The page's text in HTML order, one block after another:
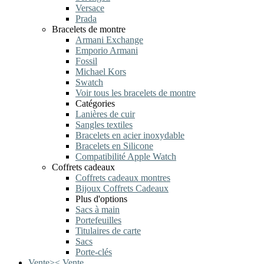
Versace
Prada
Bracelets de montre
Armani Exchange
Emporio Armani
Fossil
Michael Kors
Swatch
Voir tous les bracelets de montre
Catégories
Lanières de cuir
Sangles textiles
Bracelets en acier inoxydable
Bracelets en Silicone
Compatibilité Apple Watch
Coffrets cadeaux
Coffrets cadeaux montres
Bijoux Coffrets Cadeaux
Plus d'options
Sacs à main
Portefeuilles
Titulaires de carte
Sacs
Porte-clés